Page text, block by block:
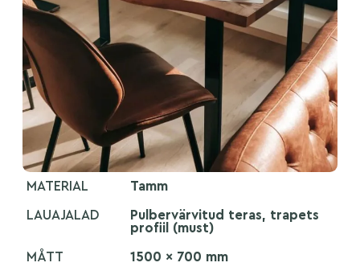
MATERIAL Tamm
LAUAJALAD
Pulbervärvitud teras, trapets
profiil (must)
MÅTT 1500 x 700 mm